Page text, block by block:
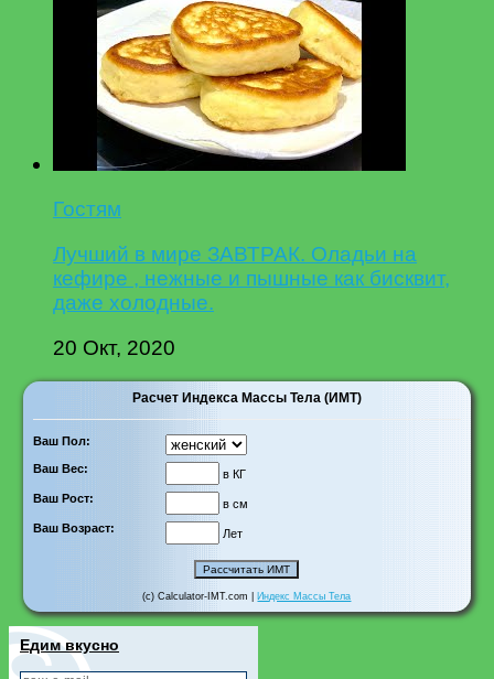
Гостям
Лучший в мире ЗАВТРАК. Оладьи на
кефире , нежные и пышные как бисквит,
даже холодные.
20 Окт, 2020
Расчет Индекса Массы Тела (ИМТ)
Ваш Пол:
Ваш Вес:
в КГ
Ваш Рост:
в см
Ваш Возраст:
Лет
(c) Calculator-IMT.com | Индекс Массы Тела
Едим вкусно